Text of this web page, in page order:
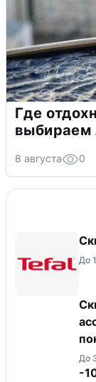
Где
выбираем
8 августа 0
До
До
-